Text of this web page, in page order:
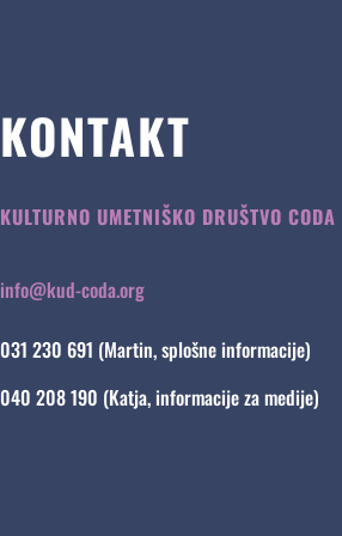
KONTAKT
KULTURNO UMETNIŠKO DRUŠTVO CODA
info@kud-coda.org
031 230 691 (Martin, splošne informacije)
040 208 190 (Katja, informacije za medije)